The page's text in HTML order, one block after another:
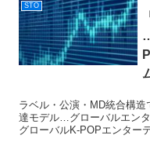
STO
ラベル・公演・MD統合構
達モデル…グローバルエン
グローバルK-POPエンター